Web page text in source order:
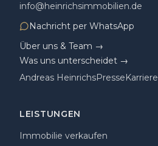
info@heinrichsimmobilien.de
Nachricht per WhatsApp
Über uns & Team →
Was uns unterscheidet →
Andreas HeinrichsPresseKarriere
LEISTUNGEN
Immobilie verkaufen